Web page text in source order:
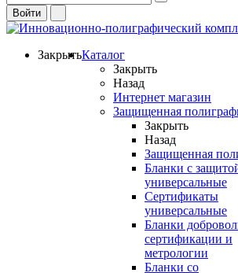
Войти
ЗакрытьКаталог
Закрыть
Назад
Интернет магазин
Защищенная
Закрыть
Назад
Защищенная
Бланки с
универсальные
Сертификаты
универсальные
Бланки
сертификации и
метрологии
Бланки со